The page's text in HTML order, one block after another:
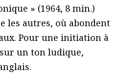
» (1964, 8 min.)
les autres, où abondent
Pour une initiation à
un ton ludique,